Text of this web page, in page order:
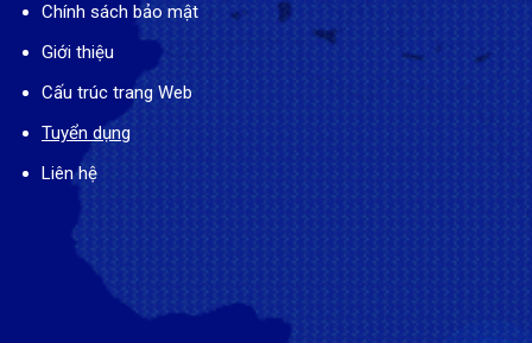
Chính sách bảo mật
Giới thiệu
Cấu trúc trang Web
Tuyển dụng
Liên hệ